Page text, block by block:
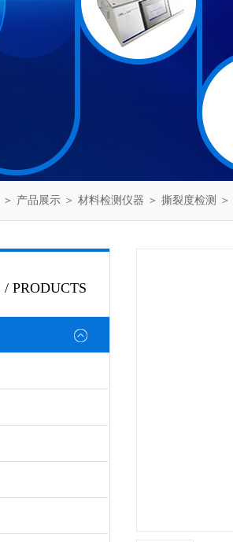
＞ 产品展示 ＞ 材料检测仪器 ＞ 撕裂度检测
/ PRODUCTS